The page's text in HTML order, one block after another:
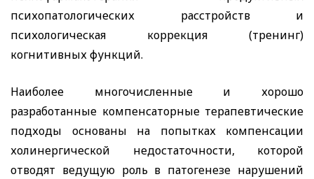
психопатологических расстройств и
психологическая коррекция (тренинг)
когнитивных функций.
Наиболее многочисленные и хорошо
разработанные компенсаторные терапевтические
подходы основаны на попытках компенсации
холинергической недостаточности, которой
отводят ведущую роль в патогенезе нарушений